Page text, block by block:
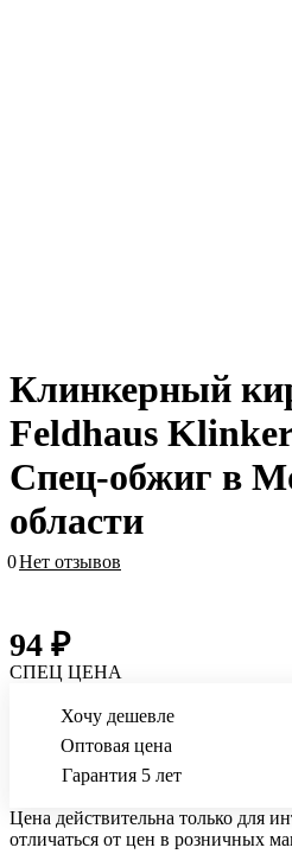
Клинкерный
Feldhaus
Спец-обжиг в
области
0Нет отзывов
94 ₽
СПЕЦ ЦЕНА
Хочу дешевле
Оптовая цена
Гарантия 5 лет
Цена действительна только для
отличаться от цен в розничных